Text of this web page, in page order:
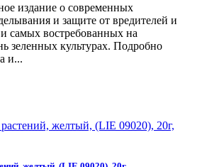
издание о современных
и защите от вредителей и
самых востребованных на
зеленных культурах. Подробно
и...